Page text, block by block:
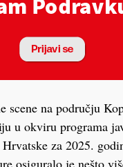
scene na području
u okviru programa
za 2025.